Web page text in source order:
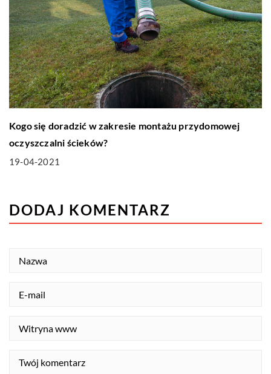
Kogo się doradzić w zakresie montażu przydomowej
oczyszczalni ścieków?
19-04-2021
DODAJ KOMENTARZ